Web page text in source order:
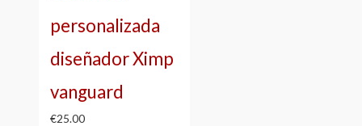
personalizada
diseñador Ximp
vanguard
€25.00